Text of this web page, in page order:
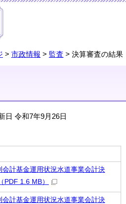
> 市政情報 > 監査 > 決算審査の結果
令和7年9月26日
会計基金運用状況水道事業会計決
PDF 1.6 MB）
会計基金運用状況水道事業会計決